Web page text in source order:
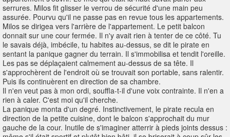
serrures. Milos fit glisser le verrou de sécurité d'une main peu
assurée. Pourvu qu'il ne passe pas en revue tous les appartements.
Milos se dirigea vers l'arrière de l'appartement. Le petit balcon
donnait sur une cour fermée. Il n'y avait rien à tenter de ce côté. Tu
le savais déjà, imbécile, tu habites au-dessus, se dit le pirate en
sentant la panique gagner du terrain. Il s'immobilisa et tendit l'oreille.
Les pas se déplaçaient calmement au-dessus de sa tête. Il
s'approchèrent de l'endroit où se trouvait son portable, sans ralentir.
Puis ils continuèrent en direction de sa chambre.
Il n'en veut pas à mon ordi, souffla-t-il d'une voix contrainte. Il n'en a
rien à caler. C'est moi qu'il cherche.
La panique monta d'un degré. Instinctivement, le pirate recula en
direction de la petite cuisine, dont le balcon s'approchait du mur
gauche de la cour. Inutile de s'imaginer atterrir à pieds joints dessus :